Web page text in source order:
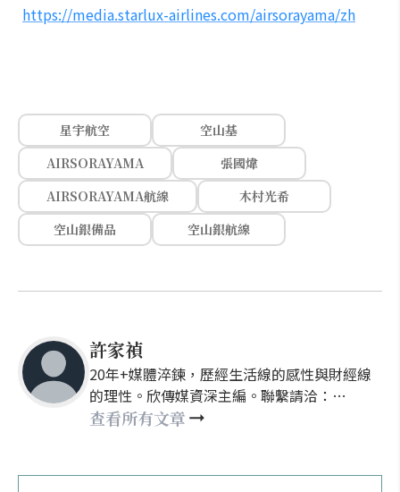
https://media.starlux-airlines.com/airsorayama/zh
星宇航空
空山基
AIRSORAYAMA
張國煒
AIRSORAYAMA航線
木村光希
空山銀備品
空山銀航線
許家禎
20年+媒體淬鍊，歷經生活線的感性與財經線
的理性。欣傳媒資深主編。聯繫請洽：
nellyhsu@xinmedia.com
查看所有文章